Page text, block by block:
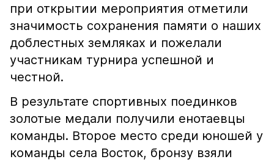
при открытии мероприятия отметили
значимость сохранения памяти о наших
доблестных земляках и пожелали
участникам турнира успешной и
честной.
В результате спортивных поединков
золотые медали получили енотаевцы
команды. Второе место среди юношей у
команды села Восток, бронзу взяли